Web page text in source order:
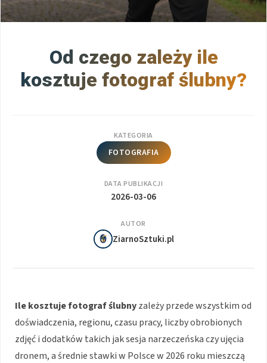
Od czego zależy ile
kosztuje fotograf ślubny?
KATEGORIA
FOTOGRAFIA
DATA PUBLIKACJI
2026-03-06
AUTOR
ZiarnoSztuki.pl
Ile kosztuje fotograf ślubnyzależy przede wszystkim od
doświadczenia, regionu, czasu pracy, liczby obrobionych
zdjęć i dodatków takich jak sesja narzeczeńska czy ujęcia
dronem, a średnie stawki w Polsce w 2026 roku mieszczą